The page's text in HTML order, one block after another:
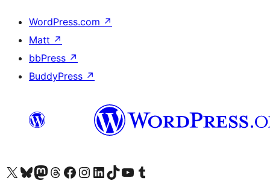
WordPress.com ↗
Matt ↗
bbPress ↗
BuddyPress ↗
Acessar nossa conta do X (antigo Twitter)
Acessar nossa conta do Bluesky
Acessar nossa conta do Mastodon
Acessar nossa conta do Threads
Acessar nossa página do Facebook
Acessar nossa conta do Instagram
Acessar nossa conta do LinkedIn
Acessar nossa conta do TikTok
Acessar nosso canal do YouTube
Acessar nossa conta no Tumblr